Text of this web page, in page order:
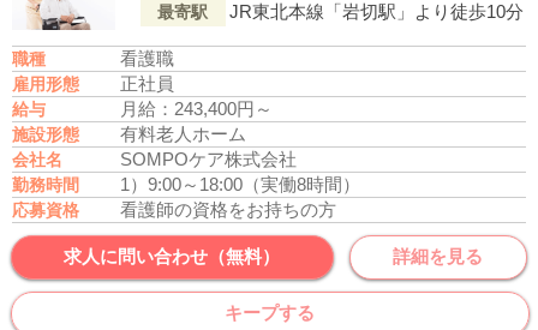
最寄駅 JR東北本線「岩切駅」より徒歩10分
職種 看護職
雇用形態 正社員
給与 月給：243,400円～
施設形態 有料老人ホーム
会社名 SOMPOケア株式会社
勤務時間 1）9:00～18:00（実働8時間）
応募資格 看護師の資格をお持ちの方
求人に問い合わせ（無料） 詳細を見る
キープする